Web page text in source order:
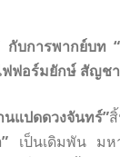
กับการพากย์บท
ฟอร์มยักษ์ สัญชา
แปดดวงจันทร์”
เป็นเดิมพัน มห